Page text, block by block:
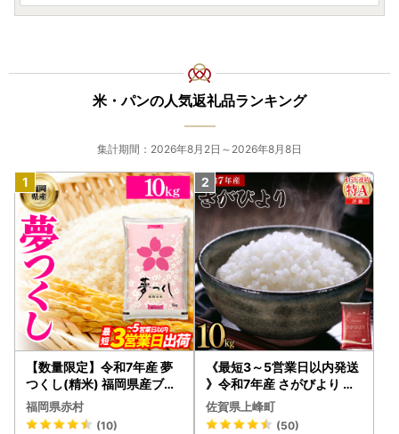
米・パンの人気返礼品ランキング
集計期間：2026年8月2日～2026年8月8日
【数量限定】令和7年産 夢
つくし(精米) 福岡県産ブラ
ンド米 10kg (品番:3X11R7)
福岡県赤村
(10)
《最短3～5営業日以内発送
》令和7年産 さがびより 佐
賀県産（精米）10kg
佐賀県上峰町
(50)